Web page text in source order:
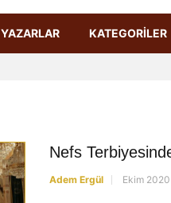
YAZARLAR KATEGORİLER
Nefs
Adem Ergül Ekim 2020